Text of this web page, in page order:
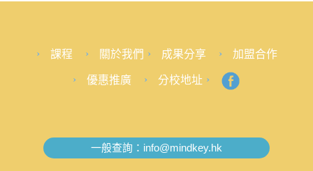
課程 關於我們 成果分享 加盟合作
優惠推廣 分校地址
一般查詢： info@mindkey.hk